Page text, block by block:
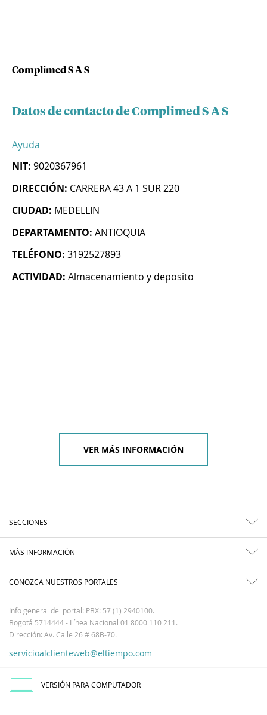
Complimed S A S
Datos de contacto de Complimed S A S
Ayuda
NIT: 9020367961
DIRECCIÓN: CARRERA 43 A 1 SUR 220
CIUDAD: MEDELLIN
DEPARTAMENTO: ANTIOQUIA
TELÉFONO: 3192527893
ACTIVIDAD: Almacenamiento y deposito
VER MÁS INFORMACIÓN
SECCIONES
MÁS INFORMACIÓN
CONOZCA NUESTROS PORTALES
Info general del portal: PBX: 57 (1) 2940100.
Bogotá 5714444 - Línea Nacional 01 8000 110 211.
Dirección: Av. Calle 26 # 68B-70.
servicioalclienteweb@eltiempo.com
VERSIÓN PARA COMPUTADOR